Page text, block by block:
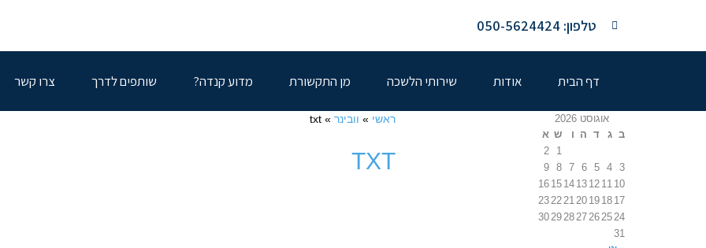
טלפון: 050-5624424
דף הבית אודות שירותי הלשכה מן התקשורת מדוע קנדה? שותפים לדרך צרו קשר
ראשי » וובינר »
txt
TXT
אוגוסט 2026
ב ג ד ה ו ש א
1
2
3
4
5
6
7
8
9
10
11
12
13
14
15
16
17
18
19
20
21
22
23
24
25
26
27
28
29
30
31